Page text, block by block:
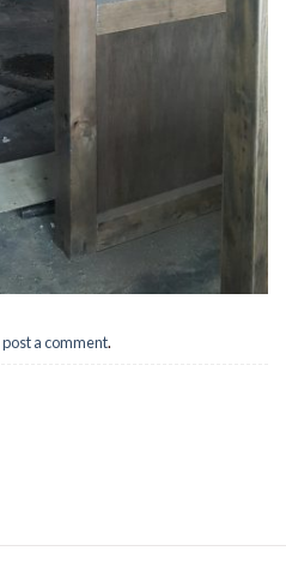
post a comment.